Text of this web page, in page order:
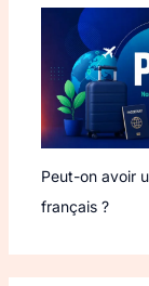
Peut-on avoir
français ?